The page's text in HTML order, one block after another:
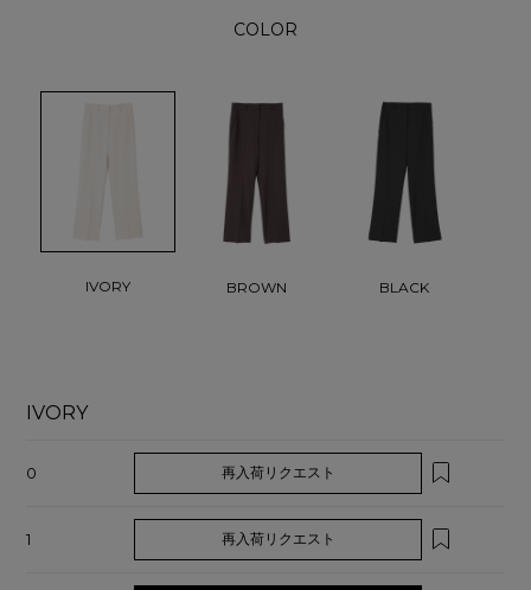
COLOR
IVORY BROWN BLACK
IVORY
0 再入荷リクエスト
1 再入荷リクエスト